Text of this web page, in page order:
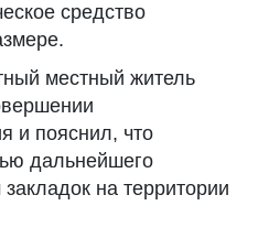
средство
местный житель
и пояснил, что
дальнейшего
на территории